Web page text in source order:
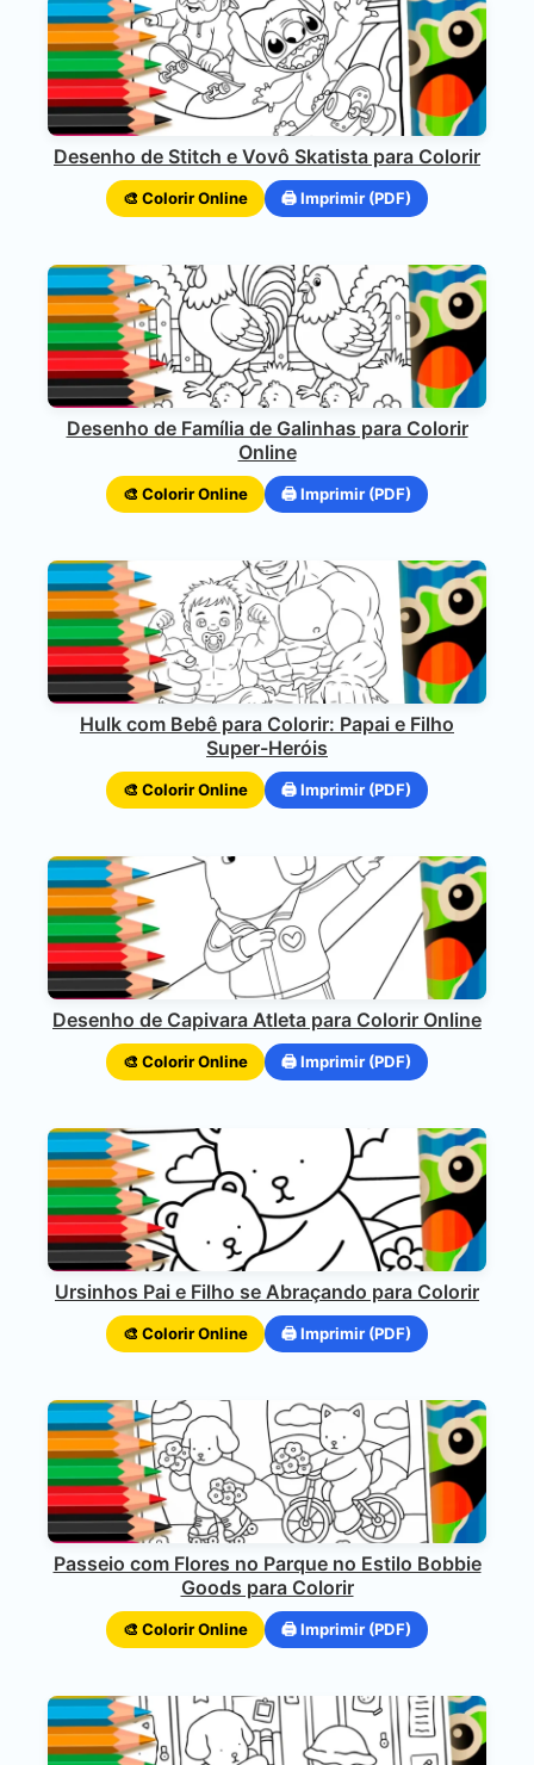
Desenho de Stitch e Vovô Skatista para Colorir
🎨 Colorir Online 🖨️ Imprimir (PDF)
Desenho de Família de Galinhas para Colorir
Online
🎨 Colorir Online 🖨️ Imprimir (PDF)
Hulk com Bebê para Colorir: Papai e Filho
Super-Heróis
🎨 Colorir Online 🖨️ Imprimir (PDF)
Desenho de Capivara Atleta para Colorir Online
🎨 Colorir Online 🖨️ Imprimir (PDF)
Ursinhos Pai e Filho se Abraçando para Colorir
🎨 Colorir Online 🖨️ Imprimir (PDF)
Passeio com Flores no Parque no Estilo Bobbie
Goods para Colorir
🎨 Colorir Online 🖨️ Imprimir (PDF)